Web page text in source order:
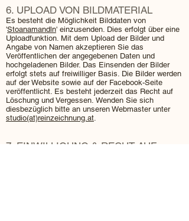
6. UPLOAD VON BILDMATERIAL
Es besteht die Möglichkeit Bilddaten von
'Stoanamandln' einzusenden. Dies erfolgt über eine
Uploadfunktion. Mit dem Upload der Bilder und
Angabe von Namen akzeptieren Sie das
Veröffentlichen der angegebenen Daten und
hochgeladenen Bilder. Das Einsenden der Bilder
erfolgt stets auf freiwilliger Basis. Die Bilder werden
auf der Website sowie auf der Facebook-Seite
veröffentlicht. Es besteht jederzeit das Recht auf
Löschung und Vergessen. Wenden Sie sich
diesbezüglich bitte an unseren Webmaster unter
studio(at)reinzeichnung.at.
7. EINWILLIGUNG & RECHT AUF